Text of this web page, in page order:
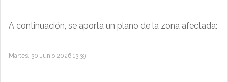
A continuación, se aporta un plano de la zona afectada:
Martes, 30 Junio 2026 13:39